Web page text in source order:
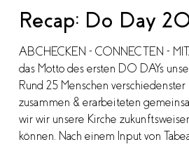
2023
Recap: Do Day
ABCHECKEN - CONNECTEN -
das Motto des ersten DO DAYs
Rund 25 Menschen
zusammen & erarbeiteten
wir wir unsere Kirche
können. Nach einem Input von